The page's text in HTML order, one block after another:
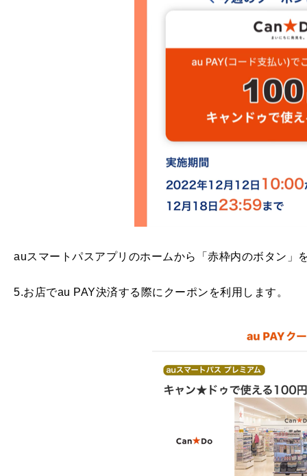
auスマートパスアプリのホームから「赤枠内のボタン」
5.お店でau PAY決済する際にクーポンを利用します。